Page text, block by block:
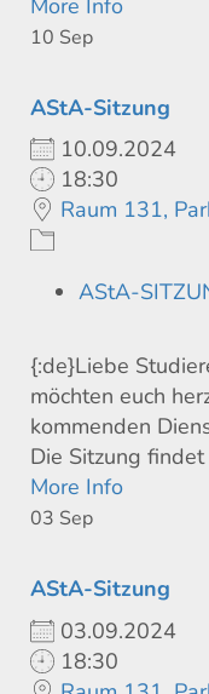
10 Sep
AStA-Sitzung
10.09.2024
18:30
Raum 131,
AStA-
{:de}Liebe
möchten euch
kommenden
Die Sitzung
More Info
03 Sep
AStA-Sitzung
03.09.2024
18:30